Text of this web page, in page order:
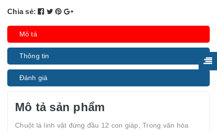
Chia sẻ:
Mô tả
Thông tin
Đánh giá
Mô tả sản phẩm
Chuột là linh vật đứng đầu 12 con giáp, Trong văn hóa